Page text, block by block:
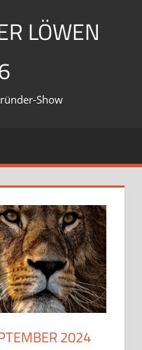
LÖWEN
Show
2024